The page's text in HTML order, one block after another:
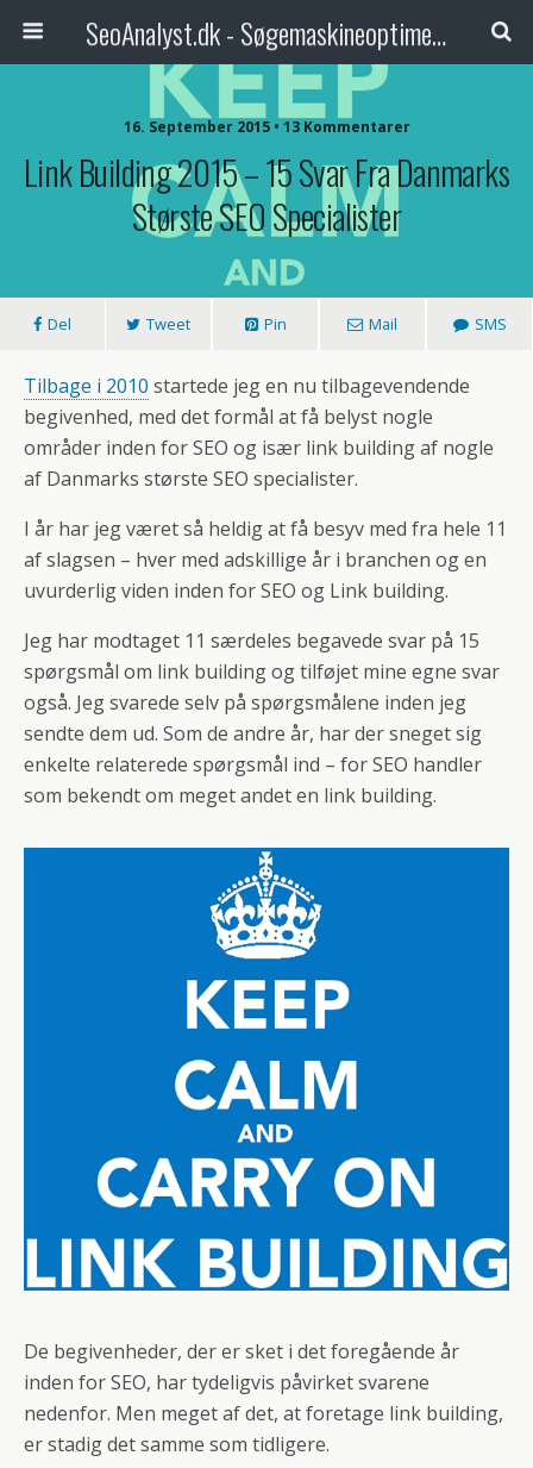
SeoAnalyst.dk - Søgemaskineoptimering med analytisk tilgang
16. September 2015 • 13 Kommentarer
Link Building 2015 – 15 Svar Fra Danmarks
Største SEO Specialister
Del Tweet Pin Mail SMS
Tilbage i 2010 startede jeg en nu tilbagevendende
begivenhed, med det formål at få belyst nogle
områder inden for SEO og især link building af nogle
af Danmarks største SEO specialister.
I år har jeg været så heldig at få besyv med fra hele 11
af slagsen – hver med adskillige år i branchen og en
uvurderlig viden inden for SEO og Link building.
Jeg har modtaget 11 særdeles begavede svar på 15
spørgsmål om link building og tilføjet mine egne svar
også. Jeg svarede selv på spørgsmålene inden jeg
sendte dem ud. Som de andre år, har der sneget sig
enkelte relaterede spørgsmål ind – for SEO handler
som bekendt om meget andet en link building.
De begivenheder, der er sket i det foregående år
inden for SEO, har tydeligvis påvirket svarene
nedenfor. Men meget af det, at foretage link building,
er stadig det samme som tidligere.